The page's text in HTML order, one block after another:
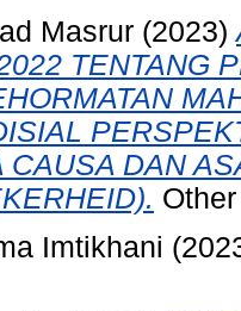
Masrur (2023)
TENTANG
CAUSA DAN
Imtikhani